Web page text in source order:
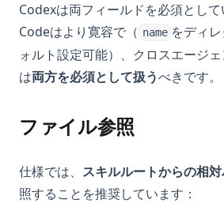
Codexは両フィールドを必須とし
Codeはより寛容で（ name をディ
ォルト設定可能）、クロスエージ
は両方を必須として扱うべきです。
ファイル参照
仕様では、 スキルルートからの相
照することを推奨しています：